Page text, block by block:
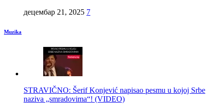
децембар 21, 2025 7
Muzika
STRAVIČNO: Šerif Konjević napisao pesmu u kojoj Srbe
naziva „smradovima“! (VIDEO)